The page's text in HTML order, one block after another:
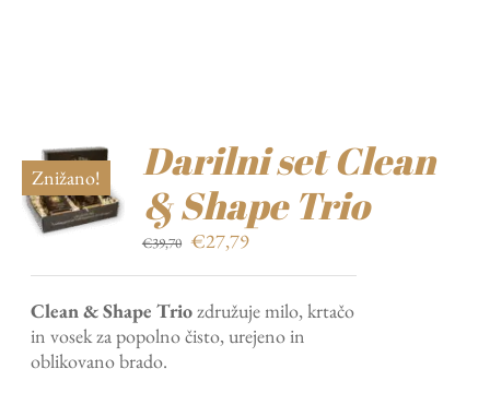
Znižano!
Darilni set Clean
& Shape Trio
€39,70 Izvirna
bila:
€39,70.
€27,79Trenutna
€27,79.
Clean & Shape Triozdružuje milo, krtačo
in vosek za popolno čisto, urejeno in
oblikovano brado.